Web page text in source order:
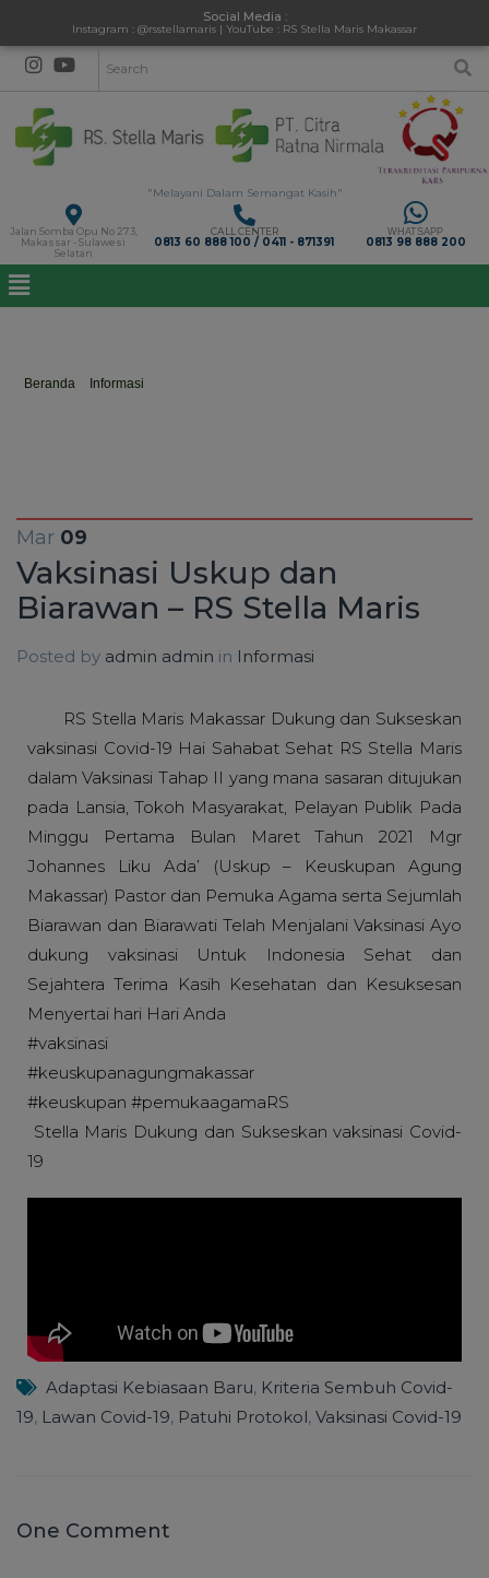
Social Media :
Instagram : @rsstellamaris | YouTube : RS Stella Maris Makassar
"Melayani Dalam Semangat Kasih"
Jalan Somba Opu No 273,
Makassar - Sulawesi
Selatan
CALL CENTER
0813 60 888 100 / 0411 - 871391
WHATSAPP
0813 98 888 200
Beranda Informasi
Mar 09
Vaksinasi Uskup dan
Biarawan – RS Stella Maris
Posted by admin admin in Informasi
RS Stella Maris Makassar Dukung dan Sukseskan
vaksinasi Covid-19 Hai Sahabat Sehat RS Stella Maris
dalam Vaksinasi Tahap II yang mana sasaran ditujukan
pada Lansia, Tokoh Masyarakat, Pelayan Publik Pada
Minggu Pertama Bulan Maret Tahun 2021 Mgr
Johannes Liku Ada’ (Uskup – Keuskupan Agung
Makassar) Pastor dan Pemuka Agama serta Sejumlah
Biarawan dan Biarawati Telah Menjalani Vaksinasi Ayo
dukung vaksinasi Untuk Indonesia Sehat dan
Sejahtera Terima Kasih Kesehatan dan Kesuksesan
Menyertai hari Hari Anda
#vaksinasi
#keuskupanagungmakassar
#keuskupan #pemukaagamaRS
Stella Maris Dukung dan Sukseskan vaksinasi Covid-
19
Adaptasi Kebiasaan Baru, Kriteria Sembuh Covid-
19, Lawan Covid-19, Patuhi Protokol, Vaksinasi Covid-19
One Comment